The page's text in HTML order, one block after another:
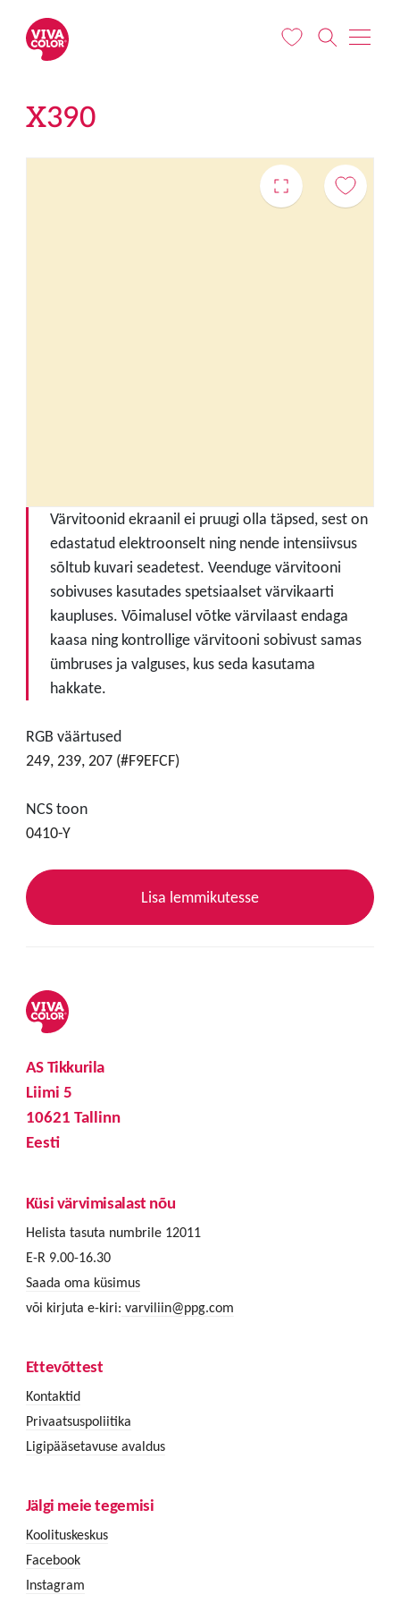
X390
Värvitoonid ekraanil ei pruugi olla täpsed, sest on
edastatud elektroonselt ning nende intensiivsus
sõltub kuvari seadetest. Veenduge värvitooni
sobivuses kasutades spetsiaalset värvikaarti
kaupluses. Võimalusel võtke värvilaast endaga
kaasa ning kontrollige värvitooni sobivust samas
ümbruses ja valguses, kus seda kasutama
hakkate.
RGB väärtused
249, 239, 207 (#F9EFCF)
NCS toon
0410-Y
Lisa lemmikutesse
AS Tikkurila
Liimi 5
10621 Tallinn
Eesti
Küsi värvimisalast nõu
Helista tasuta numbrile 12011
E-R 9.00-16.30
Saada oma küsimus
või kirjuta e-kiri: varviliin@ppg.com
Ettevõttest
Kontaktid
Privaatsuspoliitika
Ligipääsetavuse avaldus
Jälgi meie tegemisi
Koolituskeskus
Facebook
Instagram